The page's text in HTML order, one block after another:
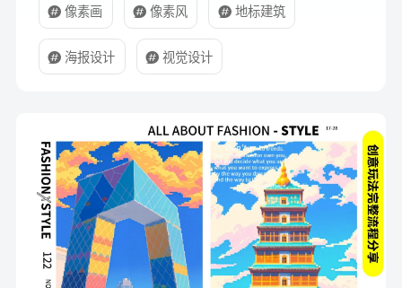
像素画 像素风 地标建筑
海报设计 视觉设计